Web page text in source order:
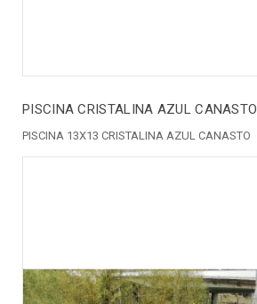
PISCINA CRISTALINA AZUL CANASTO
PISCINA 13X13 CRISTALINA AZUL CANASTO